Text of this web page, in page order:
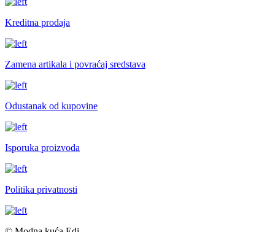
Kreditna prodaja
Zamena artikala i povraćaj sredstava
Odustanak od kupovine
Isporuka proizvoda
Politika privatnosti